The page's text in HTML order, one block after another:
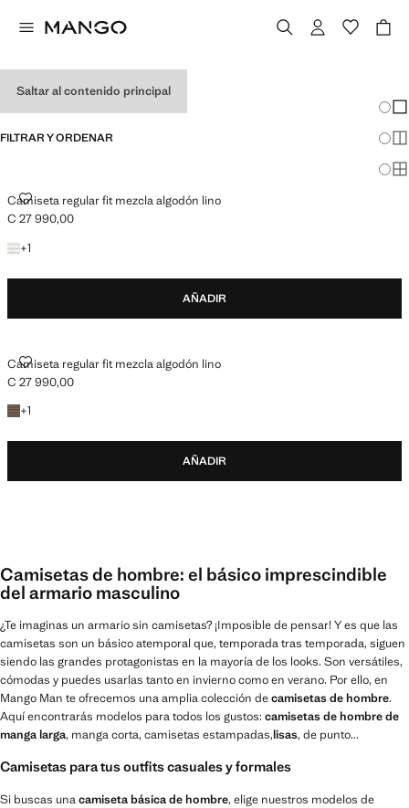
Saltar al contenido principal
FILTRAR Y ORDENAR
Camiseta regular fit mezcla algodón lino
CAMISETA REGULAR FIT MEZCLA ALGODÓN LINO
Precio actual [C 27 990,00 ]
C 27 990,00
+1
+1 color
AÑADIR
Camiseta regular fit mezcla algodón lino
CAMISETA REGULAR FIT MEZCLA ALGODÓN LINO
Precio actual [C 27 990,00 ]
C 27 990,00
+1
+1 color
AÑADIR
Camisetas de hombre: el básico imprescindible
del armario masculino
¿Te imaginas un armario sin camisetas? ¡Imposible de pensar! Y es que las
camisetas son un básico atemporal que, temporada tras temporada, siguen
siendo las grandes protagonistas en la mayoría de los looks. Son versátiles,
cómodas y puedes usarlas tanto en invierno como en verano. Por ello, en
Mango Man te ofrecemos una amplia colección decamisetas de hombre.
Aquí encontrarás modelos para todos los gustos: camisetas de hombre de
manga larga, manga corta, camisetas estampadas,lisas, de punto...
Camisetas para tus outfits casuales y formales
Si buscas unacamiseta básica de hombre, elige nuestros modelos de